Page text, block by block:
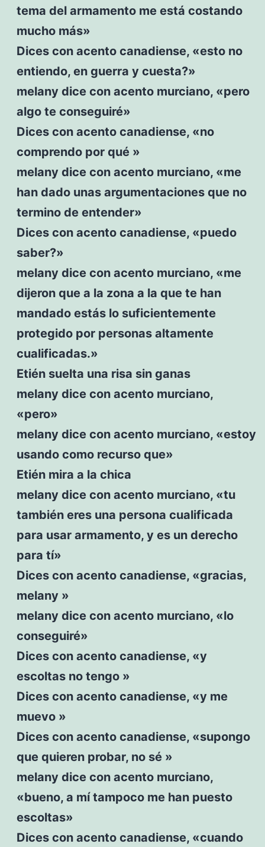
tema del armamento me está costando
mucho más»
Dices con acento canadiense, «esto no
entiendo, en guerra y cuesta?»
melany dice con acento murciano, «pero
algo te conseguiré»
Dices con acento canadiense, «no
comprendo por qué »
melany dice con acento murciano, «me
han dado unas argumentaciones que no
termino de entender»
Dices con acento canadiense, «puedo
saber?»
melany dice con acento murciano, «me
dijeron que a la zona a la que te han
mandado estás lo suficientemente
protegido por personas altamente
cualificadas.»
Etién suelta una risa sin ganas
melany dice con acento murciano,
«pero»
melany dice con acento murciano, «estoy
usando como recurso que»
Etién mira a la chica
melany dice con acento murciano, «tu
también eres una persona cualificada
para usar armamento, y es un derecho
para tí»
Dices con acento canadiense, «gracias,
melany »
melany dice con acento murciano, «lo
conseguiré»
Dices con acento canadiense, «y
escoltas no tengo »
Dices con acento canadiense, «y me
muevo »
Dices con acento canadiense, «supongo
que quieren probar, no sé »
melany dice con acento murciano,
«bueno, a mí tampoco me han puesto
escoltas»
Dices con acento canadiense, «cuando